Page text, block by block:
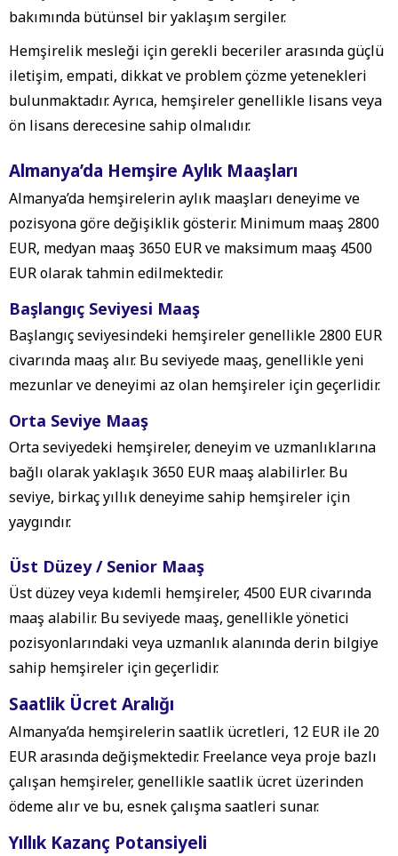
bakımında bütünsel bir yaklaşım sergiler.
Hemşirelik mesleği için gerekli beceriler arasında güçlü
iletişim, empati, dikkat ve problem çözme yetenekleri
bulunmaktadır. Ayrıca, hemşireler genellikle lisans veya
ön lisans derecesine sahip olmalıdır.
Almanya’da Hemşire Aylık Maaşları
Almanya’da hemşirelerin aylık maaşları deneyime ve
pozisyona göre değişiklik gösterir. Minimum maaş 2800
EUR, medyan maaş 3650 EUR ve maksimum maaş 4500
EUR olarak tahmin edilmektedir.
Başlangıç Seviyesi Maaş
Başlangıç seviyesindeki hemşireler genellikle 2800 EUR
civarında maaş alır. Bu seviyede maaş, genellikle yeni
mezunlar ve deneyimi az olan hemşireler için geçerlidir.
Orta Seviye Maaş
Orta seviyedeki hemşireler, deneyim ve uzmanlıklarına
bağlı olarak yaklaşık 3650 EUR maaş alabilirler. Bu
seviye, birkaç yıllık deneyime sahip hemşireler için
yaygındır.
Üst Düzey / Senior Maaş
Üst düzey veya kıdemli hemşireler, 4500 EUR civarında
maaş alabilir. Bu seviyede maaş, genellikle yönetici
pozisyonlarındaki veya uzmanlık alanında derin bilgiye
sahip hemşireler için geçerlidir.
Saatlik Ücret Aralığı
Almanya’da hemşirelerin saatlik ücretleri, 12 EUR ile 20
EUR arasında değişmektedir. Freelance veya proje bazlı
çalışan hemşireler, genellikle saatlik ücret üzerinden
ödeme alır ve bu, esnek çalışma saatleri sunar.
Yıllık Kazanç Potansiyeli